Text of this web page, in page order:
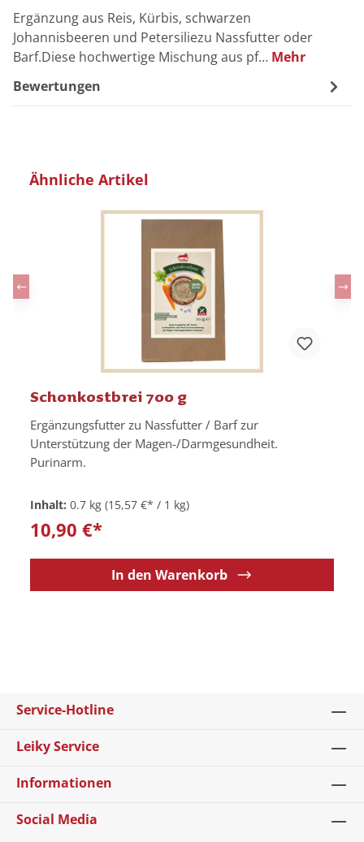
Ergänzung aus Reis, Kürbis, schwarzen
Johannisbeeren und Petersiliezu Nassfutter oder
Barf.Diese hochwertige Mischung aus pf… Mehr
Bewertungen
Produktgalerie überspringen
Ähnliche Artikel
Schonkostbrei 700 g
Ergänzungsfutter zu Nassfutter / Barf zur
Unterstützung der Magen-/Darmgesundheit.
Purinarm.
Inhalt: 0.7 kg (15,57 €* / 1 kg)
10,90 €*
In den Warenkorb
Service-Hotline
Leiky Service
Informationen
Social Media